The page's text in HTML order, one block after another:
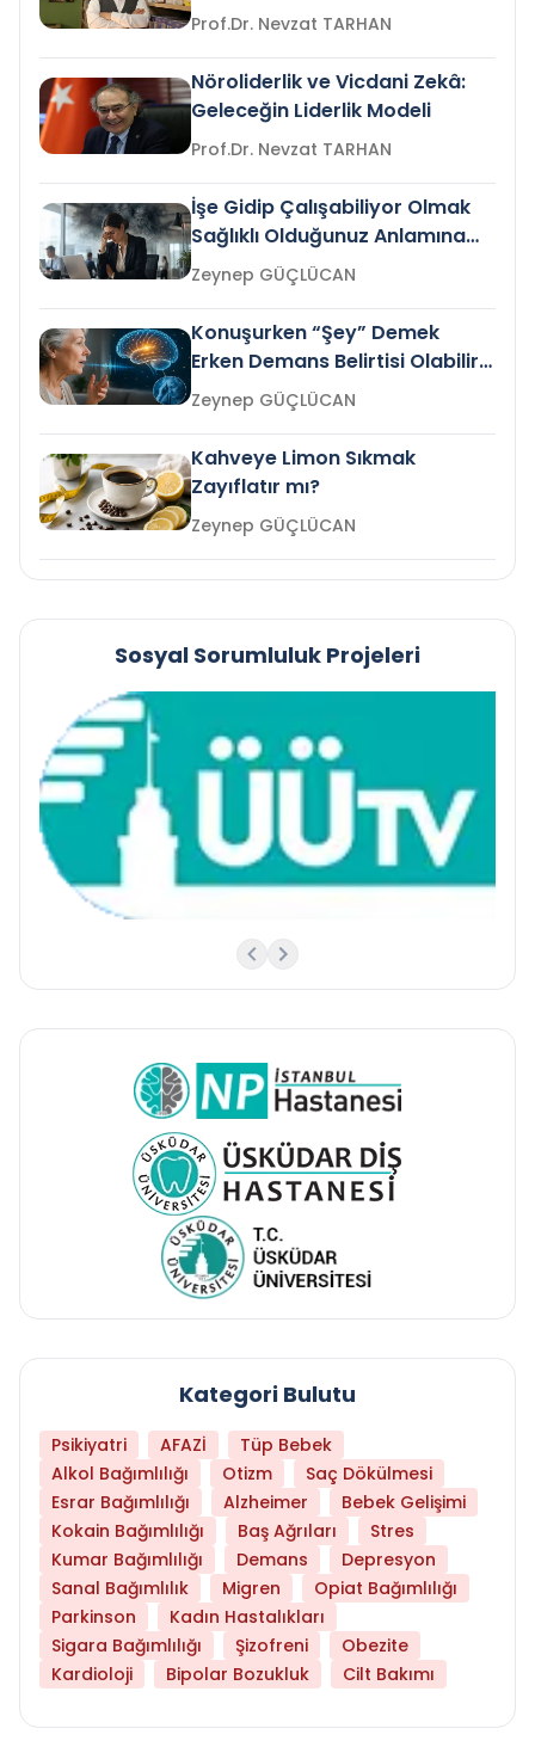
Prof.Dr. Nevzat TARHAN
Nöroliderlik ve Vicdani Zekâ:
Geleceğin Liderlik Modeli
Prof.Dr. Nevzat TARHAN
İşe Gidip Çalışabiliyor Olmak
Sağlıklı Olduğunuz Anlamına
Gelir mi?Zeynep GÜÇLÜCAN
Konuşurken “Şey” Demek
Erken Demans Belirtisi Olabilir
mi?
Zeynep GÜÇLÜCAN
Kahveye Limon Sıkmak
Zayıflatır mı?
Zeynep GÜÇLÜCAN
Sosyal Sorumluluk Projeleri
Kategori Bulutu
Psikiyatri AFAZİ
Tüp Bebek
Alkol Bağımlılığı
Otizm
Saç Dökülmesi
Esrar Bağımlılığı
Alzheimer
Bebek Gelişimi
Kokain Bağımlılığı
Baş Ağrıları
Stres
Kumar Bağımlılığı
Demans
Depresyon
Sanal Bağımlılık
Migren
Opiat Bağımlılığı
Parkinson
Kadın Hastalıkları
Sigara Bağımlılığı
Şizofreni
Obezite
Kardioloji
Bipolar Bozukluk Cilt Bakımı